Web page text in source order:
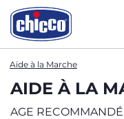
Aide à la Marche
AIDE À LA
AGE